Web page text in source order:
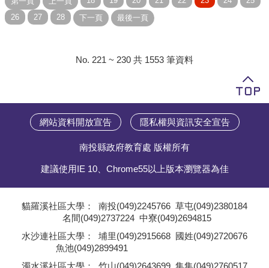
No. 221 ~ 230 共 1553 筆資料
網站資料開放宣告 隱私權與資訊安全宣告
南投縣政府教育處 版權所有
建議使用IE 10、Chrome55以上版本瀏覽器為佳
貓羅溪社區大學： 南投(049)2245766 草屯(049)2380184
名間(049)2737224 中寮(049)2694815
水沙連社區大學： 埔里(049)2915668 國姓(049)2720676
魚池(049)2899491
濁水溪社區大學： 竹山(049)2643699 集集(049)2760517